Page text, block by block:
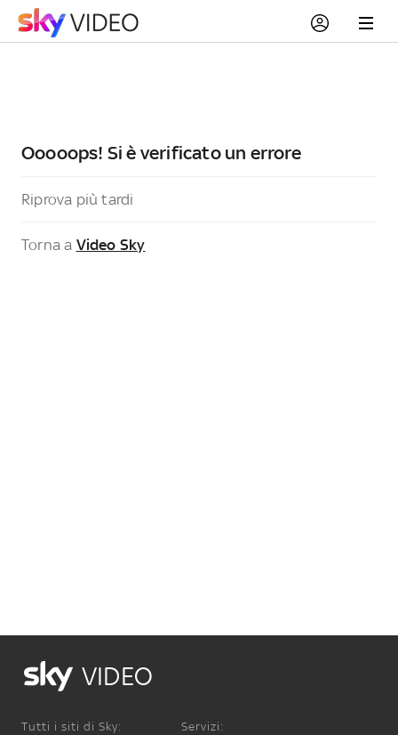
Ooooops! Si è verificato un errore
Riprova più tardi
Torna a Video Sky
VIDEO
Tutti i siti di Sky: Servizi: